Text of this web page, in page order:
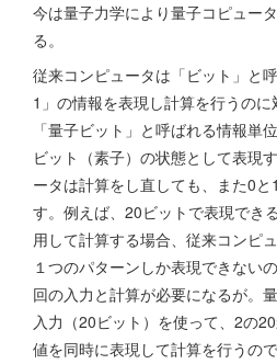
今は量子力学により量子コピュー
る。
従来コンピュータは「ビット」と
1」の情報を表現し計算を行うの
「量子ビット」と呼ばれる情報単
ビット（素子）の状態として表現
ータは計算をし直しても、また0
す。例えば、20ビットで表現でき
用して計算する場合、従来コンピ
１つのパターンしか表現できない
回の入力と計算が必要になるが。
入力（20ビット）を使って、2の
値を同時に表現して計算を行うの